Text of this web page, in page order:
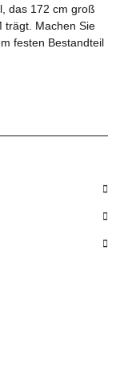
das 172 cm groß
trägt. Machen Sie
festen Bestandteil